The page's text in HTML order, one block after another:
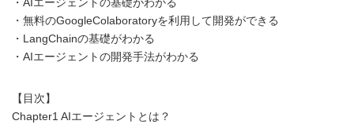
・無料のGoogleColaboratoryを利用して開発ができる
・LangChainの基礎がわかる
・AIエージェントの開発手法がわかる
【目次】
Chapter1 AIエージェントとは？